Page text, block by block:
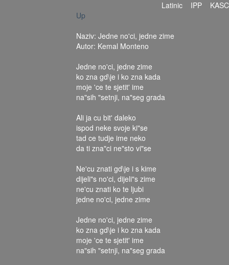
Latinic IPP
KASC
Up
Naziv: Jedne no'ci, jedne zime
Autor: Kemal Monteno
Jedne no'ci, jedne zime
ko zna gd\je i ko zna kada
moje 'ce te sjetit' ime
na"sih "setnji, na"seg grada
Ali ja cu bit' daleko
ispod neke svoje ki"se
tad ce tudje ime neko
da ti zna"ci ne"sto vi"se
Ne'cu znati gd\je i s kime
dijeli"s no'ci, dijeli"s zime
ne'cu znati ko te ljubi
jedne no'ci, jedne zime
Jedne no'ci, jedne zime
ko zna gd\je i ko zna kada
moje 'ce te sjetit' ime
na"sih "setnji, na"seg grada